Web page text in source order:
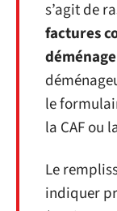
s’agit de
factures
le
la CAF ou
Le
indiquer